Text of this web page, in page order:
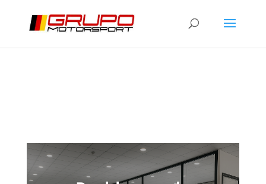
[/et_pb_slide] [/et_pb_slide]